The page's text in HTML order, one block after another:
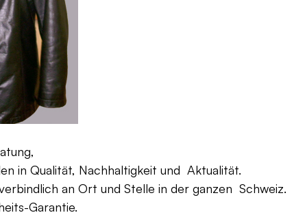
in Qualität, Nachhaltigkeit und Aktualität.
an Ort und Stelle in der ganzen Schweiz.
Garantie.